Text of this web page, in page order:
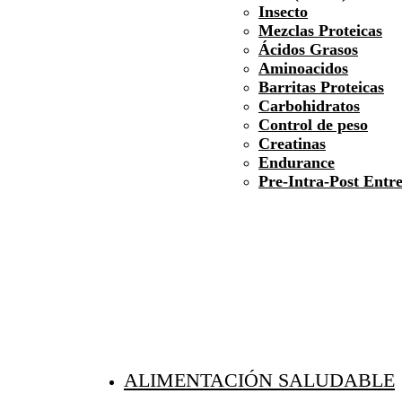
Insecto
Mezclas Proteicas
Ácidos Grasos
Aminoacidos
Barritas Proteicas
Carbohidratos
Control de peso
Creatinas
Endurance
Pre-Intra-Post
ALIMENTACIÓN SALUDABLE